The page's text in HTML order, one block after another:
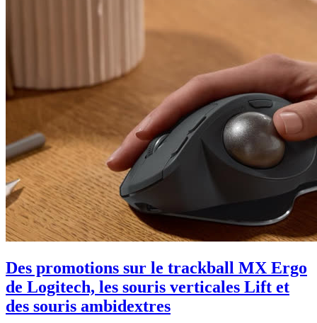
Des promotions sur le trackball MX Ergo
de Logitech, les souris verticales Lift et
des souris ambidextres